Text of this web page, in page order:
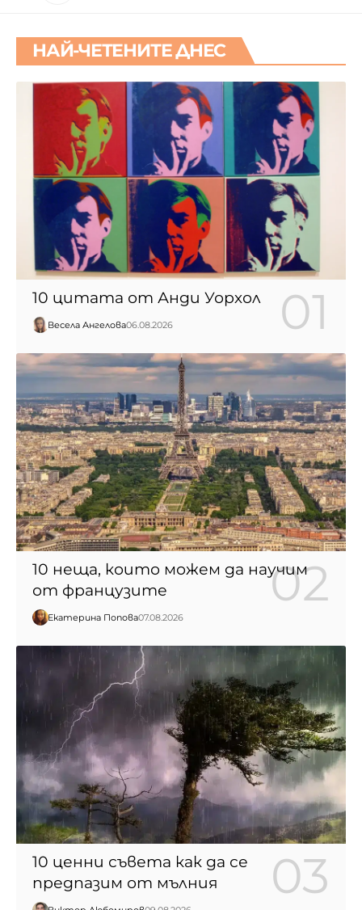
НАЙ-ЧЕТЕНИТЕ ДНЕС
10 цитата от Анди Уорхол
Весела Ангелова06.08.2026
10 неща, които можем да научим
от французите
Екатерина Попова07.08.2026
10 ценни съвета как да се
предпазим от мълния